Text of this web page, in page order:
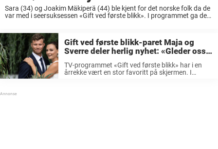
Sara (34) og Joakim Mäkiperä (44) ble kjent for det norske folk da de
var med i seersuksessen «Gift ved første blikk». I programmet ga de
Gift ved første blikk-paret Maja og
Sverre deler herlig nyhet: «Gleder oss
TV-programmet «Gift ved første blikk» har i en
årrekke vært en stor favoritt på skjermen. I